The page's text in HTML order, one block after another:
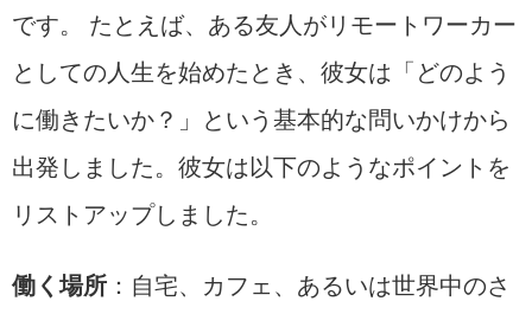
です。 たとえば、ある友人がリモートワーカー
としての人生を始めたとき、彼女は「どのよう
に働きたいか？」という基本的な問いかけから
出発しました。彼女は以下のようなポイントを
リストアップしました。
働く場所 ：自宅、カフェ、あるいは世界中のさ